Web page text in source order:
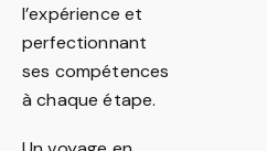
l’expérience et
perfectionnant
ses compétences
à chaque étape.